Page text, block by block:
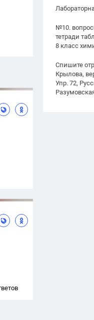
№10.
тетради
8 класс
Спишите
Крылова,
Упр. 72,